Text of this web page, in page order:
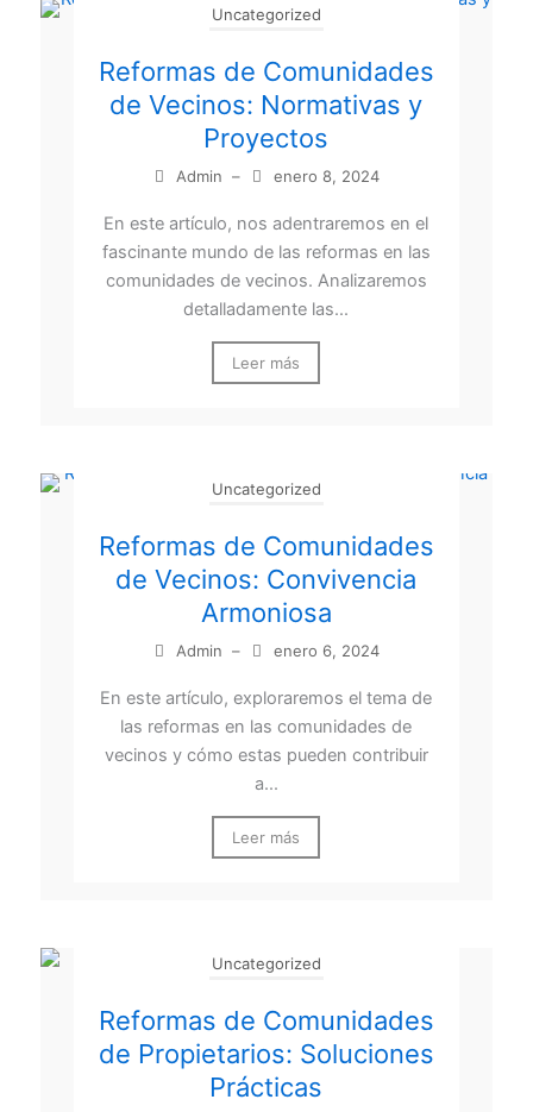
Uncategorized
Reformas de Comunidades
de Vecinos: Normativas y
Proyectos
Admin – enero 8, 2024
En este artículo, nos adentraremos en el
fascinante mundo de las reformas en las
comunidades de vecinos. Analizaremos
detalladamente las...
Leer más
Uncategorized
Reformas de Comunidades
de Vecinos: Convivencia
Armoniosa
Admin – enero 6, 2024
En este artículo, exploraremos el tema de
las reformas en las comunidades de
vecinos y cómo estas pueden contribuir
a...
Leer más
Uncategorized
Reformas de Comunidades
de Propietarios: Soluciones
Prácticas